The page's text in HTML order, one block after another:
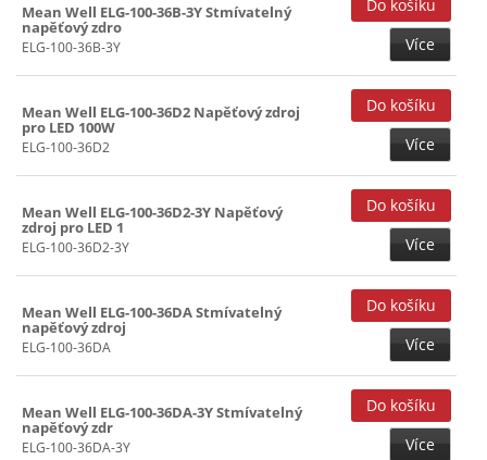
Mean Well ELG-100-36B-3Y Stmívatelný
napěťový zdro
ELG-100-36B-3Y Více
Mean Well ELG-100-36D2 Napěťový zdroj
pro LED 100W
ELG-100-36D2 Více
Mean Well ELG-100-36D2-3Y Napěťový
zdroj pro LED 1
ELG-100-36D2-3Y Více
Mean Well ELG-100-36DA Stmívatelný
napěťový zdroj
ELG-100-36DA Více
Mean Well ELG-100-36DA-3Y Stmívatelný
napěťový zdr
ELG-100-36DA-3Y Více